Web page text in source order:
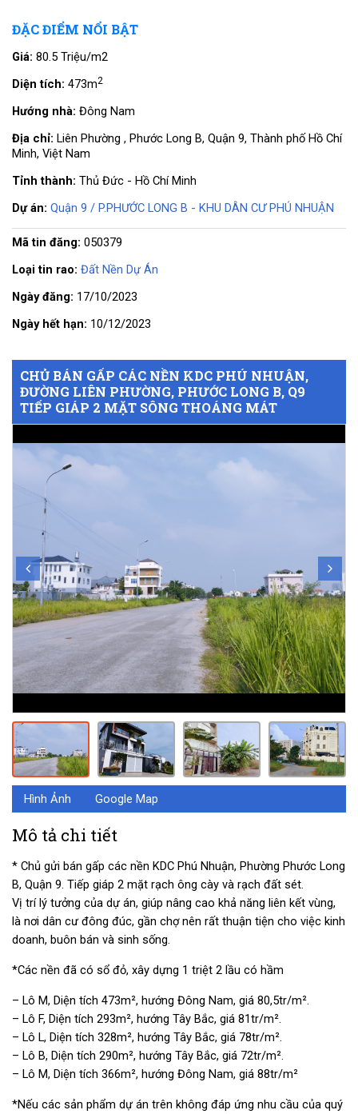
CHỦ BÁN GẤP CÁC NỀN KDC PHÚ NHUẬN,
ĐƯỜNG LIÊN PHƯỜNG, PHƯỚC LONG B, Q9
TIẾP GIÁP 2 MẶT SÔNG THOÁNG MÁT
Hình Ảnh Google Map
Mô tả chi tiết
* Chủ gửi bán gấp các nền KDC Phú Nhuận, Phường Phước Long
B, Quận 9. Tiếp giáp 2 mặt rạch ông cày và rạch đất sét.
Vị trí lý tưởng của dự án, giúp nâng cao khả năng liên kết vùng,
là nơi dân cư đông đúc, gần chợ nên rất thuận tiện cho việc kinh
doanh, buôn bán và sinh sống.
*Các nền đã có sổ đỏ, xây dựng 1 triệt 2 lầu có hầm
– Lô M, Diện tích 473m², hướng Đông Nam, giá 80,5tr/m².
– Lô F, Diện tích 293m², hướng Tây Bắc, giá 81tr/m².
– Lô L, Diện tích 328m², hướng Tây Bắc, giá 78tr/m².
– Lô B, Diện tích 290m², hướng Tây Bắc, giá 72tr/m².
– Lô M, Diện tích 366m², hướng Đông Nam, giá 88tr/m²
*Nếu các sản phẩm dự án trên không đáp ứng nhu cầu của quý
ĐẶC ĐIỂM NỔI BẬT
Giá: 80.5 Triệu/m2
Diện tích: 473m2
Hướng nhà: Đông Nam
Địa chỉ: Liên Phường , Phước Long B, Quận 9, Thành phố Hồ Chí
Minh, Việt Nam
Tỉnh thành: Thủ Đức - Hồ Chí Minh
Dự án: Quận 9 / P.PHƯỚC LONG B - KHU DÂN CƯ PHÚ NHUẬN
Mã tin đăng: 050379
Loại tin rao: Đất Nền Dự Án
Ngày đăng: 17/10/2023
Ngày hết hạn: 10/12/2023